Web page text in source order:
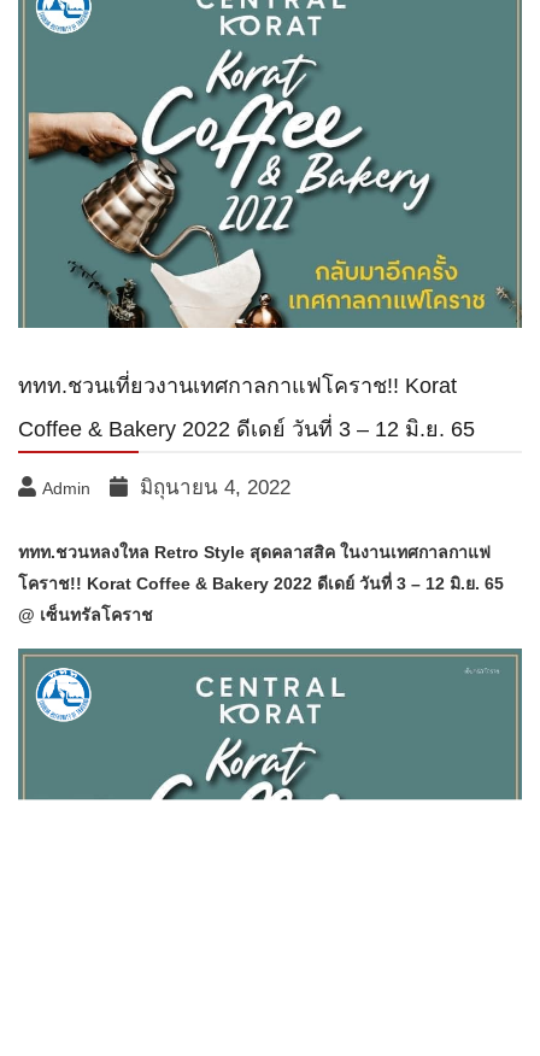
ททท.ชวนเที่ยวงานเทศกาลกาแฟโคราช!! Korat
Coffee & Bakery 2022 ดีเดย์ วันที่ 3 – 12 มิ.ย. 65
Admin มิถุนายน 4, 2022
ททท.ชวนหลงใหล Retro Style สุดคลาสสิค ในงานเทศกาลกาแฟ
โคราช!! Korat Coffee & Bakery 2022 ดีเดย์ วันที่ 3 – 12 มิ.ย. 65
@ เซ็นทรัลโคราช